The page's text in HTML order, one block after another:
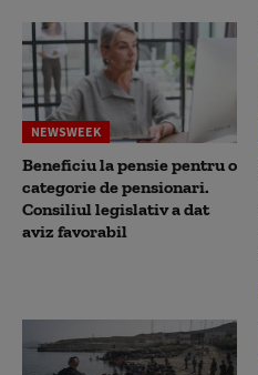
NEWSWEEK
Beneficiu la pensie pentru o
categorie de pensionari.
Consiliul legislativ a dat
aviz favorabil